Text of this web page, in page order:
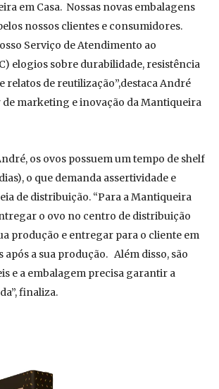
em Casa. Nossas novas embalagens
nossos clientes e consumidores.
Serviço de Atendimento ao
elogios sobre durabilidade, resistência
relatos de reutilização”,destaca André
marketing e inovação da Mantiqueira
os ovos possuem um tempo de shelf
o que demanda assertividade e
de distribuição. “Para a Mantiqueira
o ovo no centro de distribuição
produção e entregar para o cliente em
após a sua produção. Além disso, são
e a embalagem precisa garantir a
finaliza.